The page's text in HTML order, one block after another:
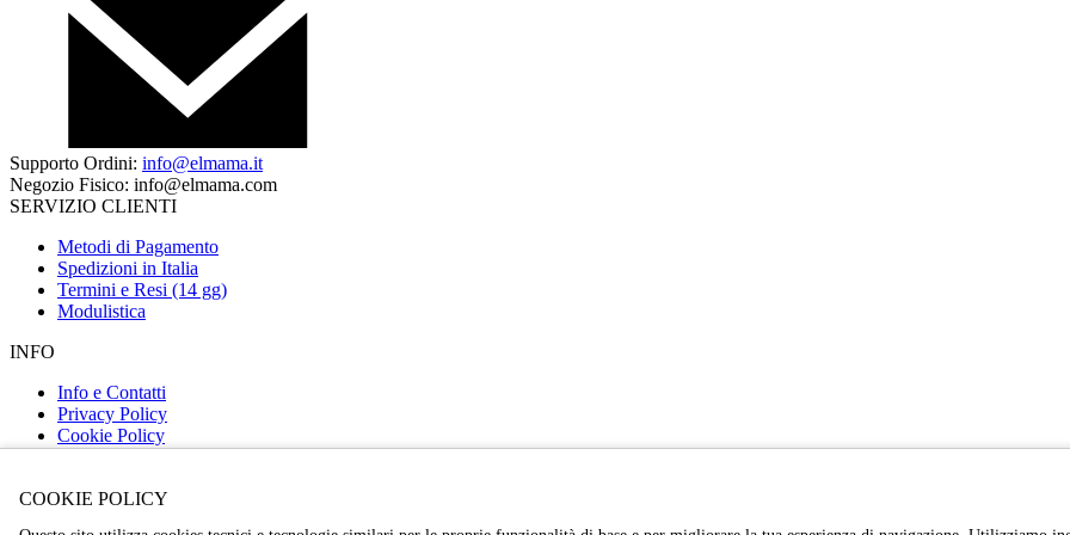
Supporto Ordini: info@elmama.it
Negozio Fisico: info@elmama.com
SERVIZIO CLIENTI
Metodi di Pagamento
Spedizioni in Italia
Termini e Resi (14 gg)
Modulistica
INFO
Info e Contatti
Privacy Policy
Cookie Policy
COOKIE POLICY